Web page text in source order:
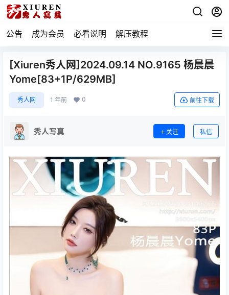
公告 成为会员 必看说明 解压教程
[Xiuren秀人网]2024.09.14 NO.9165 杨晨晨
Yome[83+1P/629MB]
秀人网 1 年前 0 前往下载
秀人写真 关注 私信